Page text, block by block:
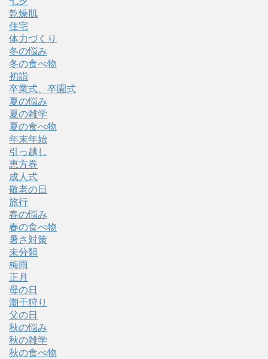
乾燥肌
住宅
体力づくり
冬の悩み
冬の食べ物
初詣
卒業式、卒園式
夏の悩み
夏の雑学
夏の食べ物
年末年始
引っ越し
恵方巻
成人式
敬老の日
旅行
春の悩み
春の食べ物
暑さ対策
未分類
梅雨
正月
母の日
潮干狩り
父の日
秋の悩み
秋の雑学
秋の食べ物